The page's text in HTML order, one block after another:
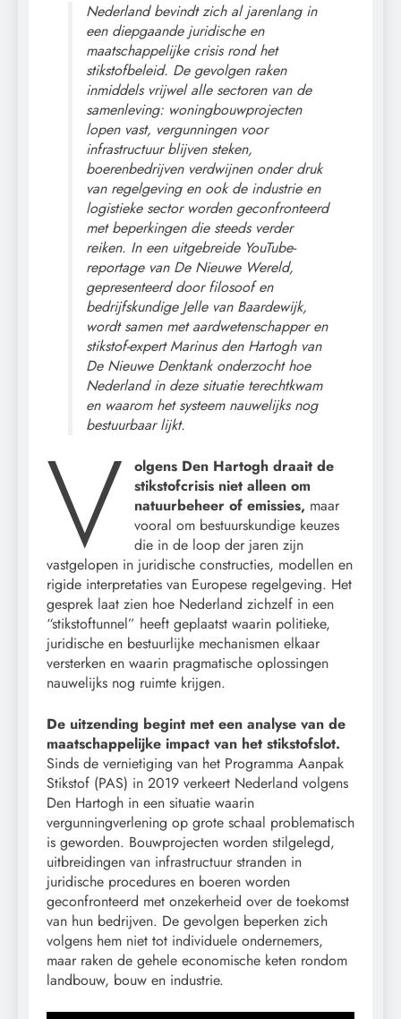
Nederland bevindt zich al jarenlang in
een diepgaande juridische en
maatschappelijke crisis rond het
stikstofbeleid. De gevolgen raken
inmiddels vrijwel alle sectoren van de
samenleving: woningbouwprojecten
lopen vast, vergunningen voor
infrastructuur blijven steken,
boerenbedrijven verdwijnen onder druk
van regelgeving en ook de industrie en
logistieke sector worden geconfronteerd
met beperkingen die steeds verder
reiken. In een uitgebreide YouTube-
reportage van De Nieuwe Wereld,
gepresenteerd door filosoof en
bedrijfskundige Jelle van Baardewijk,
wordt samen met aardwetenschapper en
stikstof-expert Marinus den Hartogh van
De Nieuwe Denktank onderzocht hoe
Nederland in deze situatie terechtkwam
en waarom het systeem nauwelijks nog
bestuurbaar lijkt.
V
olgens Den Hartogh draait de
stikstofcrisis niet alleen om
natuurbeheer of emissies, maar
vooral om bestuurskundige keuzes
die in de loop der jaren zijn
vastgelopen in juridische constructies, modellen en
rigide interpretaties van Europese regelgeving. Het
gesprek laat zien hoe Nederland zichzelf in een
“stikstoftunnel” heeft geplaatst waarin politieke,
juridische en bestuurlijke mechanismen elkaar
versterken en waarin pragmatische oplossingen
nauwelijks nog ruimte krijgen.
De uitzending begint met een analyse van de
maatschappelijke impact van het stikstofslot.
Sinds de vernietiging van het Programma Aanpak
Stikstof (PAS) in 2019 verkeert Nederland volgens
Den Hartogh in een situatie waarin
vergunningverlening op grote schaal problematisch
is geworden. Bouwprojecten worden stilgelegd,
uitbreidingen van infrastructuur stranden in
juridische procedures en boeren worden
geconfronteerd met onzekerheid over de toekomst
van hun bedrijven. De gevolgen beperken zich
volgens hem niet tot individuele ondernemers,
maar raken de gehele economische keten rondom
landbouw, bouw en industrie.